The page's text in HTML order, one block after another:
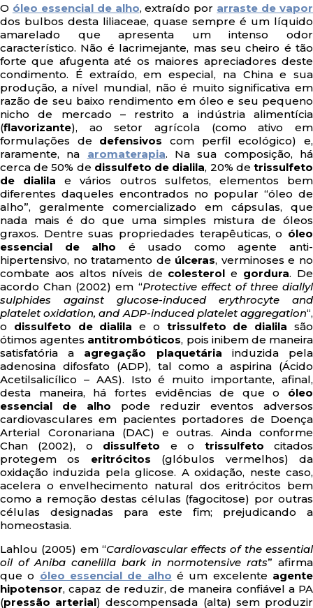
O óleo essencial de alho, extraído por arraste de vapor
dos bulbos desta liliaceae, quase sempre é um líquido
amarelado que apresenta um intenso odor
característico. Não é lacrimejante, mas seu cheiro é tão
forte que afugenta até os maiores apreciadores deste
condimento. É extraído, em especial, na China e sua
produção, a nível mundial, não é muito significativa em
razão de seu baixo rendimento em óleo e seu pequeno
nicho de mercado – restrito a indústria alimentícia
(flavorizante), ao setor agrícola (como ativo em
formulações de defensivos com perfil ecológico) e,
raramente, na aromaterapia. Na sua composição, há
cerca de 50% de dissulfeto de dialila, 20% detrissulfeto
de dialila e vários outros sulfetos, elementos bem
diferentes daqueles encontrados no popular “óleo de
alho”, geralmente comercializado em cápsulas, que
nada mais é do que uma simples mistura de óleos
graxos. Dentre suas propriedades terapêuticas, o óleo
essencial de alho é usado como agente anti-
hipertensivo, no tratamento de úlceras, verminoses e no
combate aos altos níveis de colesterol e gordura. De
acordo Chan (2002) em “Protective effect of three diallyl
sulphides against glucose-induced erythrocyte and
platelet oxidation, and ADP-induced platelet aggregation“,
o dissulfeto de dialila e o trissulfeto de dialila são
ótimos agentes antitrombóticos, pois inibem de maneira
satisfatória a agregação plaquetária induzida pela
adenosina difosfato (ADP), tal como a aspirina (Ácido
Acetilsalicílico – AAS). Isto é muito importante, afinal,
desta maneira, há fortes evidências de que o óleo
essencial de alho pode reduzir eventos adversos
cardiovasculares em pacientes portadores de Doença
Arterial Coronariana (DAC) e outras. Ainda conforme
Chan (2002), o dissulfeto e o trissulfeto citados
protegem os eritrócitos (glóbulos vermelhos) da
oxidação induzida pela glicose. A oxidação, neste caso,
acelera o envelhecimento natural dos eritrócitos bem
como a remoção destas células (fagocitose) por outras
células designadas para este fim; prejudicando a
homeostasia.
Lahlou (2005) em “Cardiovascular effects of the essential
oil of Aniba canelilla bark in normotensive rats” afirma
que o óleo essencial de alho é um excelente agente
hipotensor, capaz de reduzir, de maneira confiável a PA
(pressão arterial) descompensada (alta) sem produzir